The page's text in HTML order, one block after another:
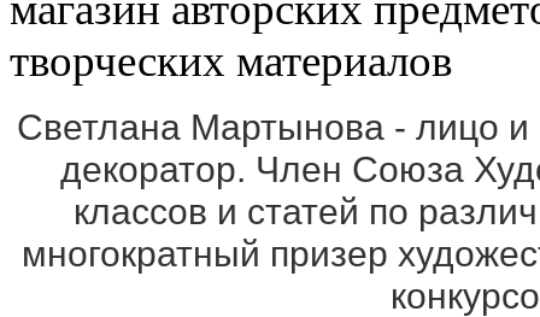
Светлана Мартынова - лицо
декоратор. Член Союза
классов и статей по
многократный призер